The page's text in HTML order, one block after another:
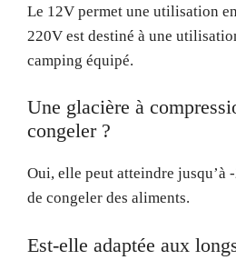
Le 12V permet une utilisation
220V est destiné à une
camping équipé.
Une glacière à
congeler ?
Oui, elle peut atteindre jusqu’à
de congeler des aliments.
Est-elle adaptée aux